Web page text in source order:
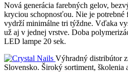
Nová generácia farebných gelov,
kryciou schopnosťou. Nie je
vydrží minimálne tri týždne. Vďaka
už aj v jednej vrstve. Doba
LED lampe 20 sek.
Výhradný distribútor
Slovensko. Široký sortiment, školenia